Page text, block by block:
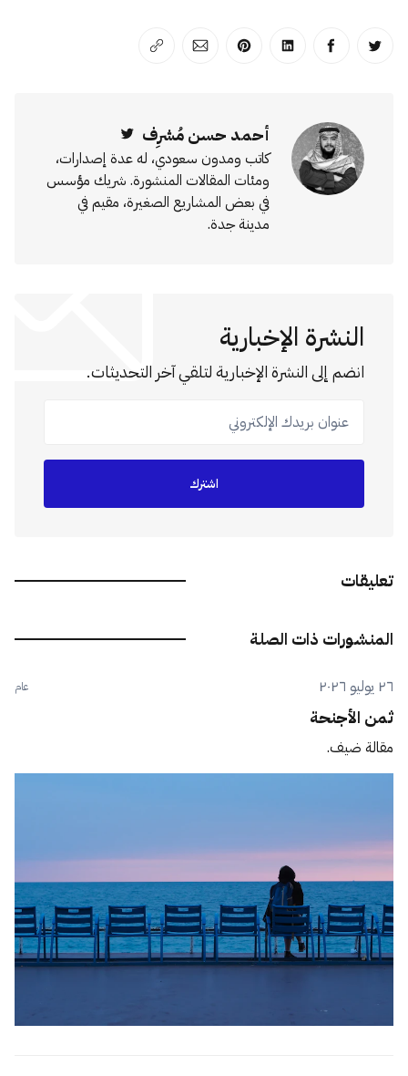
انشر على تويترانشر على الفيسبوك
انشر على لينكد إن
انشر على بينترست
انشر على الإيميل
انسخ الرابط
أحمد حسن مُشرِف
كاتب ومدون سعودي، له عدة إصدارات،
ومئات المقالات المنشورة. شريك مؤسس
في بعض المشاريع الصغيرة، مقيم في
مدينة جدة.
النشرة الإخبارية
انضم إلى النشرة الإخبارية لتلقي آخر التحديثات.
عنوان بريدك الإلكتروني
اشترك
تعليقات
المنشورات ذات الصلة
٢٦ يوليو ٢٠٢٦ عام
ثمن الأجنحة
مقالة ضيف.